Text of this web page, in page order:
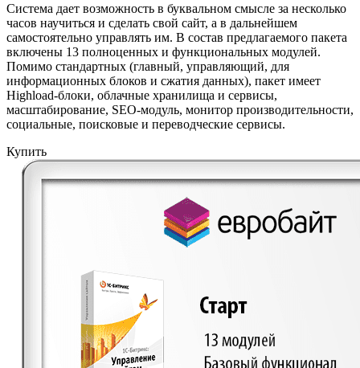
Система дает возможность в буквальном смысле за несколько
часов научиться и сделать свой сайт, а в дальнейшем
самостоятельно управлять им. В состав предлагаемого пакета
включены 13 полноценных и функциональных модулей.
Помимо стандартных (главный, управляющий, для
информационных блоков и сжатия данных), пакет имеет
Highload-блоки, облачные хранилища и сервисы,
масштабирование, SEO-модуль, монитор производительности,
социальные, поисковые и переводческие сервисы.
Купить